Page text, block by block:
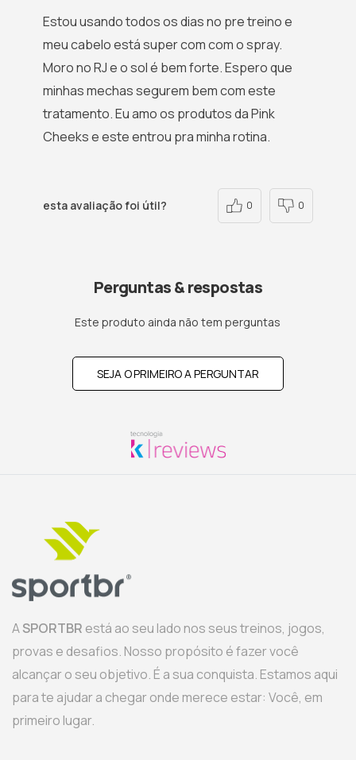
Estou usando todos os dias no pre treino e
meu cabelo está super com com o spray.
Moro no RJ e o sol é bem forte. Espero que
minhas mechas segurem bem com este
tratamento. Eu amo os produtos da Pink
Cheeks e este entrou pra minha rotina.
esta avaliação foi útil? 0 0
Perguntas & respostas
Este produto ainda não tem perguntas
SEJA O PRIMEIRO A PERGUNTAR
ASPORTBR está ao seu lado nos seus treinos, jogos,
provas e desafios. Nosso propósito é fazer você
alcançar o seu objetivo. É a sua conquista. Estamos aqui
para te ajudar a chegar onde merece estar: Você, em
primeiro lugar.